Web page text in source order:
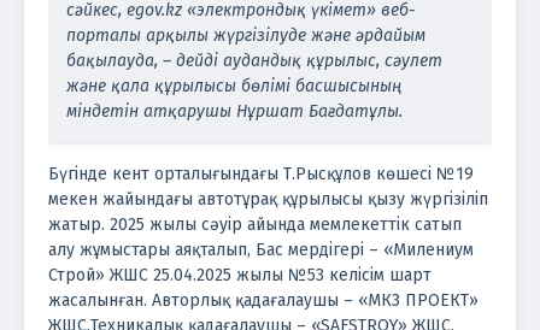
сәйкес, egov.kz «электрондық үкімет» веб-
порталы арқылы жүргізілуде және әрдайым
бақылауда, – дейді аудандық құрылыс, сәулет
және қала құрылысы бөлімі басшысының
міндетін атқарушы Нұршат Бағдатұлы.
Бүгінде кент орталығындағы Т.Рысқұлов көшесі №19
мекен жайындағы автотұрақ құрылысы қызу жүргізіліп
жатыр. 2025 жылы сәуір айында мемлекеттік сатып
алу жұмыстары аяқталып, Бас мердігері – «Милениум
Строй» ЖШС 25.04.2025 жылы №53 келісім шарт
жасалынған. Авторлық қадағалаушы – «МК3 ПРОЕКТ»
ЖШС.Техникалық қадағалаушы – «SAFSTROY» ЖШС.